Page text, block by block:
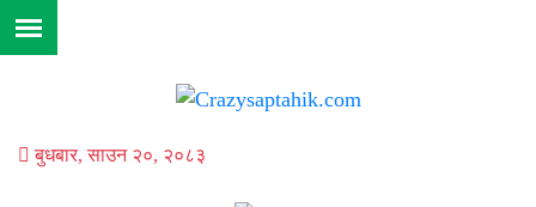
बुधबार, साउन २०, २०८३